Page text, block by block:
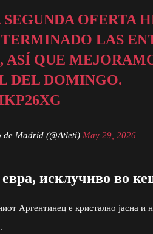
OFERTA
LAS
QUE
DEL DOMINGO.
Madrid (@Atleti) May 29, 2026
исклучиво во
Аргентинец е кристално јасна и